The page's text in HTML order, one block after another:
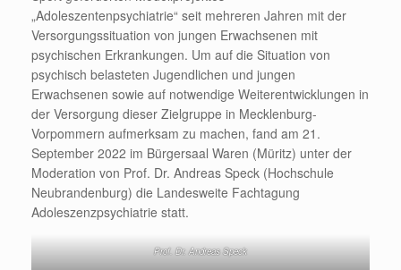
„Adoleszentenpsychiatrie“ seit mehreren Jahren mit der
Versorgungssituation von jungen Erwachsenen mit
psychischen Erkrankungen. Um auf die Situation von
psychisch belasteten Jugendlichen und jungen
Erwachsenen sowie auf notwendige Weiterentwicklungen in
der Versorgung dieser Zielgruppe in Mecklenburg-
Vorpommern aufmerksam zu machen, fand am 21.
September 2022 im Bürgersaal Waren (Müritz) unter der
Moderation von Prof. Dr. Andreas Speck (Hochschule
Neubrandenburg) die Landesweite Fachtagung
Adoleszenzpsychiatrie statt.
Prof. Dr. Andreas Speck